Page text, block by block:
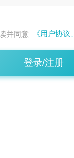
并同意 《用户协议
登录/注册